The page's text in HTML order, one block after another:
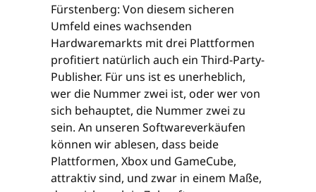
Fürstenberg: Von diesem sicheren
Umfeld eines wachsenden
Hardwaremarkts mit drei Plattformen
profitiert natürlich auch ein Third-Party-
Publisher. Für uns ist es unerheblich,
wer die Nummer zwei ist, oder wer von
sich behauptet, die Nummer zwei zu
sein. An unseren Softwareverkäufen
können wir ablesen, dass beide
Plattformen, Xbox und GameCube,
attraktiv sind, und zwar in einem Maße,